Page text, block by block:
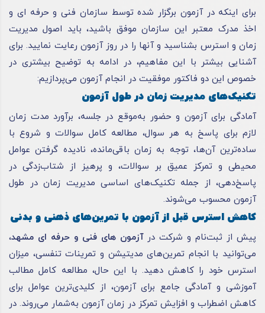
برای اینکه در آزمون برگزار شده توسط سازمان فنی و حرفه ای و
اخذ مدرک معتبر این سازمان موفق باشید، باید اصول مدیریت
زمان و استرس بشناسید و آنها را در روز آزمون رعایت نمایید. برای
آشنایی بیشتر با این مفاهیم، در ادامه به توضیح بیشتری در
خصوص این دو فاکتور موفقیت در انجام آزمون می‌پردازیم:
تکنیک‌های مدیریت زمان در طول آزمون
آمادگی برای آزمون و حضور به‌موقع در جلسه، برآورد مدت زمان
لازم برای پاسخ به هر سوال، مطالعه کامل سوالات و شروع با
ساده‌ترین آن‌ها، توجه به زمان باقی‌مانده، نادیده گرفتن عوامل
محیطی و تمرکز عمیق بر سوالات، و پرهیز از شتاب‌زدگی در
پاسخ‌دهی، از جمله تکنیک‌های اساسی مدیریت زمان در طول
آزمون محسوب می‌شوند.
کاهش استرس قبل از آزمون با تمرین‌های ذهنی و بدنی
پیش از ثبت‌نام و شرکت درآزمون های فنی و حرفه ای مشهد،
می‌توانید با انجام تمرین‌های مدیتیشن و تمرینات تنفسی، میزان
استرس خود را کاهش دهید. با این حال، مطالعه کامل مطالب
آموزشی و آمادگی جامع برای آزمون، از کلیدی‌ترین عوامل برای
کاهش اضطراب و افزایش تمرکز در زمان آزمون به‌شمار می‌روند. در